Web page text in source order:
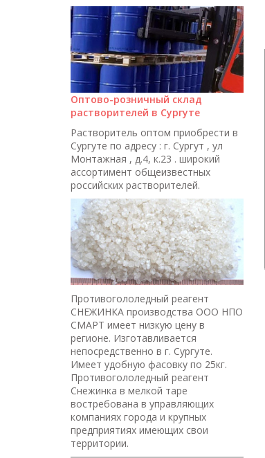
Оптово-розничный склад
растворителей в Сургуте
Растворитель оптом приобрести в
Сургуте по адресу : г. Сургут , ул
Монтажная , д.4, к.23 . широкий
ассортимент общеизвестных
российских растворителей.
Противогололедный реагент
СНЕЖИНКА производства ООО НПО
СМАРТ имеет низкую цену в
регионе. Изготавливается
непосредственно в г. Сургуте.
Имеет удобную фасовку по 25кг.
Противогололедный реагент
Снежинка в мелкой таре
востребована в управляющих
компаниях города и крупных
предприятиях имеющих свои
территории.